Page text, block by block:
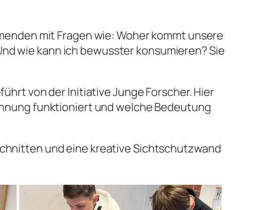
mit Fragen wie: Woher kommt unsere
wie kann ich bewusster konsumieren? Sie
von der Initiative Junge Forscher. Hier
funktioniert und welche Bedeutung
und eine kreative Sichtschutzwand